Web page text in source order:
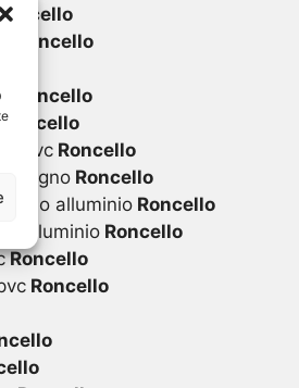
Roncello
Roncello
pvc Roncello
legno Roncello
alluminio Roncello
alluminio Roncello
Roncello
Roncello